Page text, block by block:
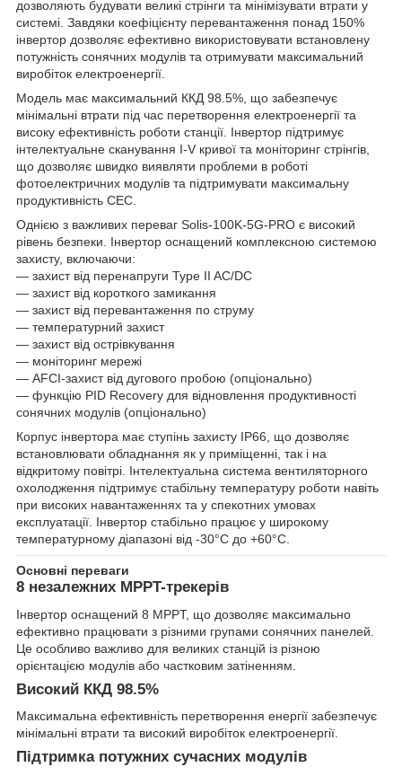
дозволяють будувати великі стрінги та мінімізувати втрати у
системі. Завдяки коефіцієнту перевантаження понад 150%
інвертор дозволяє ефективно використовувати встановлену
потужність сонячних модулів та отримувати максимальний
виробіток електроенергії.
Модель має максимальний ККД 98.5%, що забезпечує
мінімальні втрати під час перетворення електроенергії та
високу ефективність роботи станції. Інвертор підтримує
інтелектуальне сканування I-V кривої та моніторинг стрінгів,
що дозволяє швидко виявляти проблеми в роботі
фотоелектричних модулів та підтримувати максимальну
продуктивність СЕС.
Однією з важливих переваг Solis-100K-5G-PRO є високий
рівень безпеки. Інвертор оснащений комплексною системою
захисту, включаючи:
— захист від перенапруги Type II AC/DC
— захист від короткого замикання
— захист від перевантаження по струму
— температурний захист
— захист від острівкування
— моніторинг мережі
— AFCI-захист від дугового пробою (опціонально)
— функцію PID Recovery для відновлення продуктивності
сонячних модулів (опціонально)
Корпус інвертора має ступінь захисту IP66, що дозволяє
встановлювати обладнання як у приміщенні, так і на
відкритому повітрі. Інтелектуальна система вентиляторного
охолодження підтримує стабільну температуру роботи навіть
при високих навантаженнях та у спекотних умовах
експлуатації. Інвертор стабільно працює у широкому
температурному діапазоні від -30°C до +60°C.
Основні переваги
8 незалежних MPPT-трекерів
Інвертор оснащений 8 MPPT, що дозволяє максимально
ефективно працювати з різними групами сонячних панелей.
Це особливо важливо для великих станцій із різною
орієнтацією модулів або частковим затіненням.
Високий ККД 98.5%
Максимальна ефективність перетворення енергії забезпечує
мінімальні втрати та високий виробіток електроенергії.
Підтримка потужних сучасних модулів